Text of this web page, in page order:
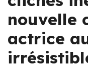
nouvelle
actrice